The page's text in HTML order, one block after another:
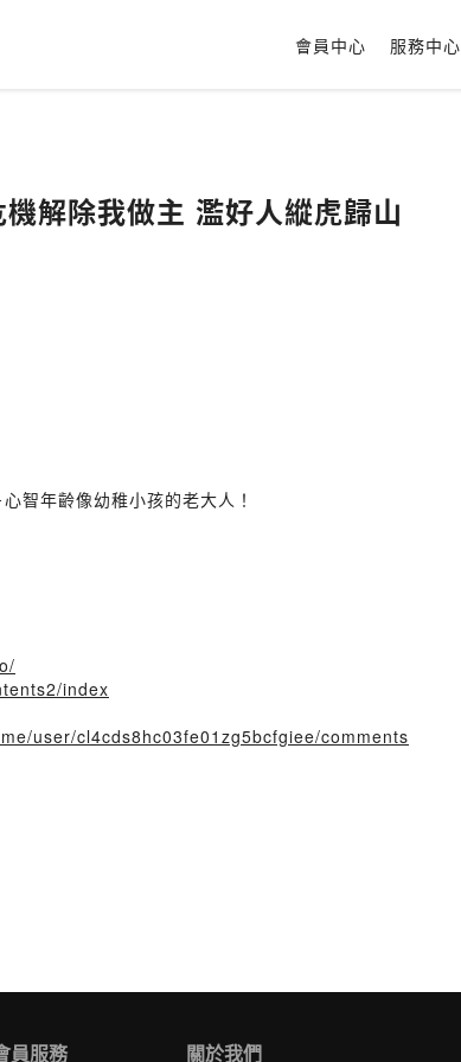
會員中心 服務中心
解除我做主 濫好人縱虎歸山
智年齡像幼稚小孩的老大人！
index
user/cl4cds8hc03fe01zg5bcfgiee/comments
員服務 關於我們